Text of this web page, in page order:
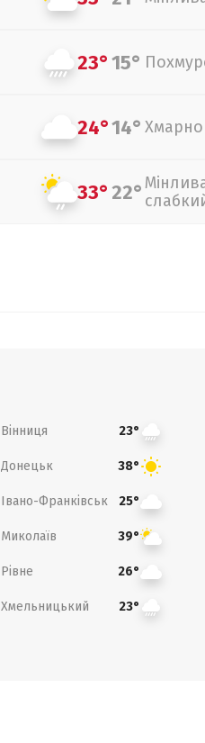
23°15°
24°14° Хмарно
33°22°
Вінниця 23°
Донецьк 38°
Івано-Франківськ 25°
Миколаїв 39°
Рівне 26°
Хмельницький 23°